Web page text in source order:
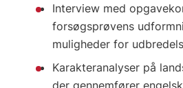
Interview med
forsøgsprøvens
muligheder for
Karakteranalyser på